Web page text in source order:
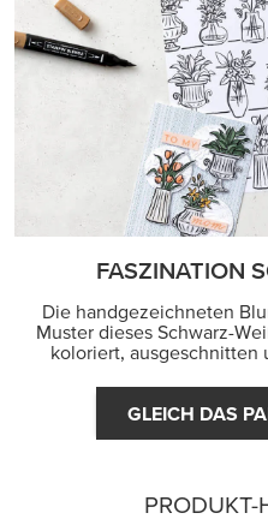
FASZINATION
Die handgezeichneten
Muster dieses Schwarz-
koloriert, ausgeschnitten
GLEICH DAS
PRODUKT-